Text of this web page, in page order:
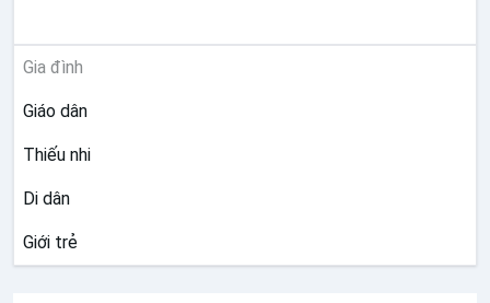
Gia đình
Giáo dân
Thiếu nhi
Di dân
Giới trẻ